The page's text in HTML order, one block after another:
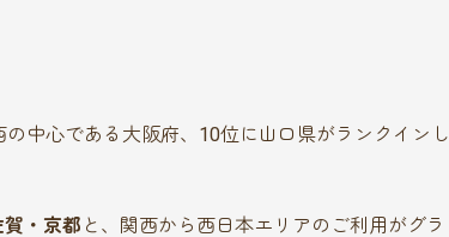
中心である大阪府、10位に山口県がランクインし
・京都 と、関西から西日本エリアのご利用がグラ